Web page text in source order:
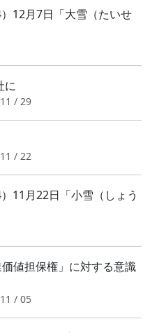
12月7日「大雪（たいせ
に
/ 29
/ 22
11月22日「小雪（しょう
値担保権」に対する意識
/ 05